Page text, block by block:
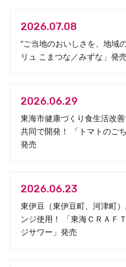
2026.07.08
“ご当地のおいしさを、地域
リュ こまつな／みずな」発売
2026.06.29
東海市健康づくり食生活改
共同で開発！ 「トマトのご
発売
2026.06.23
東伊豆（東伊豆町、河津町
ンジ使用！ 「東海ＣＲＡＦ
ジサワー」発売